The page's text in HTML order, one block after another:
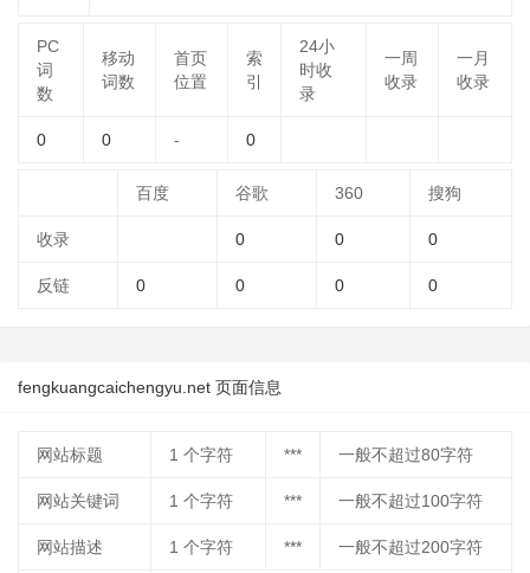
PC
词
数
移动
词数
首页
位置
索
引
24小
时收
录
一周
收录
一月
收录
0 0 - 0
百度 谷歌 360 搜狗
收录 0 0 0
反链 0 0 0 0
fengkuangcaichengyu.net 页面信息
网站标题 1 个字符 *** 一般不超过80字符
网站关键词 1 个字符 *** 一般不超过100字符
网站描述 1 个字符 *** 一般不超过200字符